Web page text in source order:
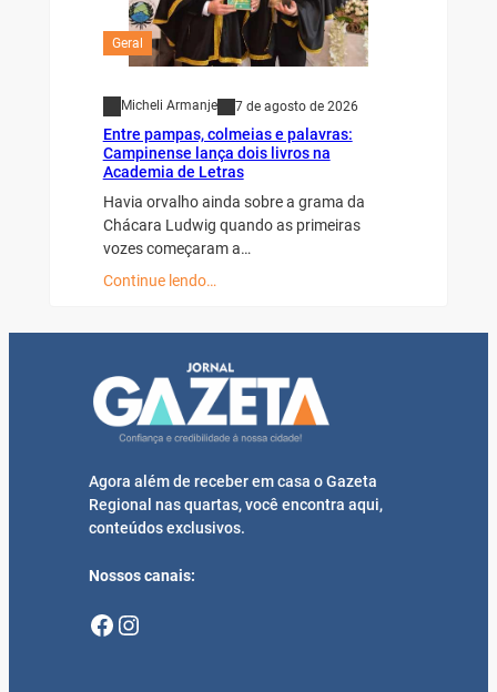
Geral
Micheli Armanje 7 de agosto de 2026
Entre pampas, colmeias e palavras:
Campinense lança dois livros na
Academia de Letras
Havia orvalho ainda sobre a grama da
Chácara Ludwig quando as primeiras
vozes começaram a…
Continue lendo…
Agora além de receber em casa o Gazeta
Regional nas quartas, você encontra aqui,
conteúdos exclusivos.
Nossos canais:
Facebook Instagram